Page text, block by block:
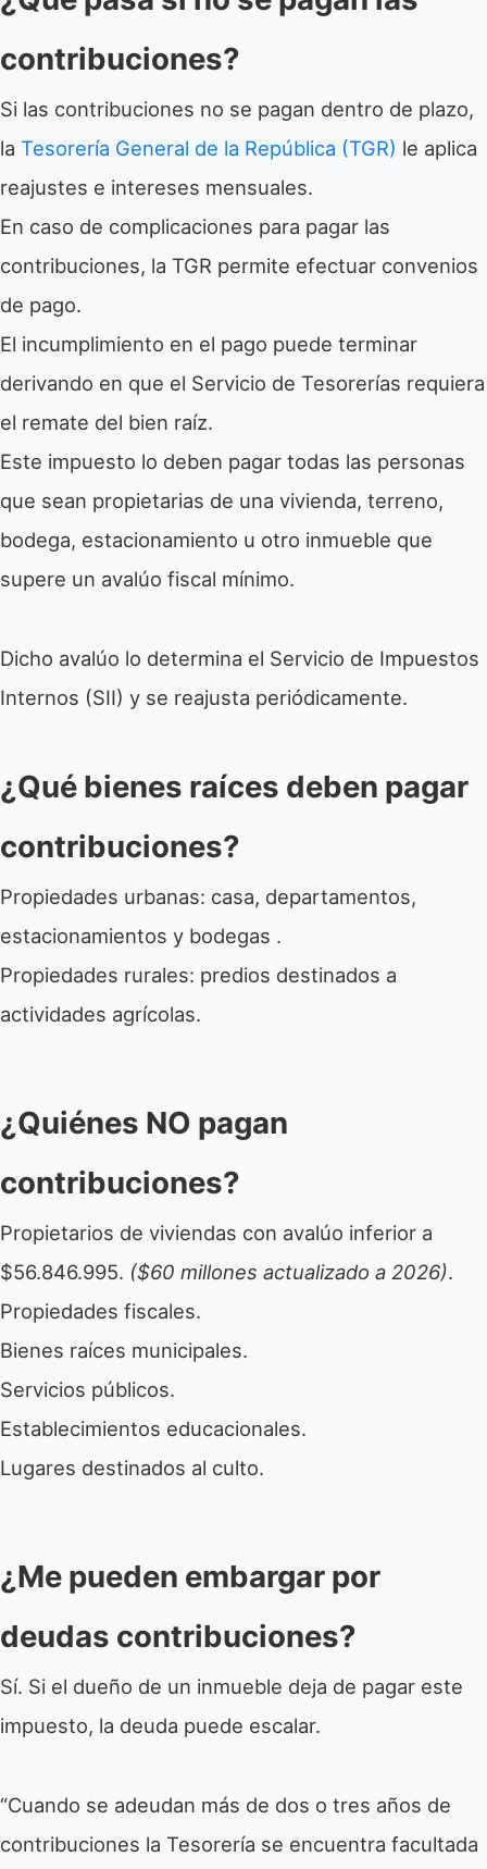
contribuciones?
Si las contribuciones no se pagan dentro de plazo,
la Tesorería General de la República (TGR) le aplica
reajustes e intereses mensuales.
En caso de complicaciones para pagar las
contribuciones, la TGR permite efectuar convenios
de pago.
El incumplimiento en el pago puede terminar
derivando en que el Servicio de Tesorerías requiera
el remate del bien raíz.
Este impuesto lo deben pagar todas las personas
que sean propietarias de una vivienda, terreno,
bodega, estacionamiento u otro inmueble que
supere un avalúo fiscal mínimo.
Dicho avalúo lo determina el Servicio de Impuestos
Internos (SII) y se reajusta periódicamente.
¿Qué bienes raíces deben pagar
contribuciones?
Propiedades urbanas: casa, departamentos,
estacionamientos y bodegas .
Propiedades rurales: predios destinados a
actividades agrícolas.
¿Quiénes NO pagan
contribuciones?
Propietarios de viviendas con avalúo inferior a
$56.846.995. ($60 millones actualizado a 2026).
Propiedades fiscales.
Bienes raíces municipales.
Servicios públicos.
Establecimientos educacionales.
Lugares destinados al culto.
¿Me pueden embargar por
deudas contribuciones?
Sí. Si el dueño de un inmueble deja de pagar este
impuesto, la deuda puede escalar.
“Cuando se adeudan más de dos o tres años de
contribuciones la Tesorería se encuentra facultada